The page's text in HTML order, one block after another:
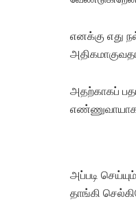
எனக்கு எது
அதற்காகப்
அப்படி
தாங்கி